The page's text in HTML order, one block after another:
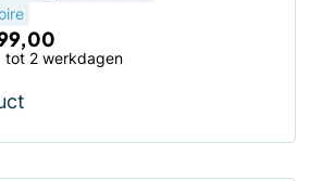
prijs
tot 2 werkdagen